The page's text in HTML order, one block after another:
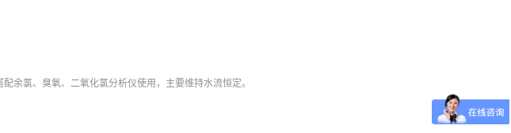
余氯、臭氧、二氧化氯分析仪使用，主要维持水流恒定。